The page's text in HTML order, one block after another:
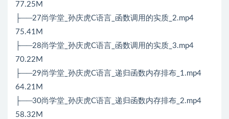
77.25M
├──27尚学堂_孙庆虎C语言_函数调用的实质_2.mp4
75.41M
├──28尚学堂_孙庆虎C语言_函数调用的实质_3.mp4
70.22M
├──29尚学堂_孙庆虎C语言_递归函数内存排布_1.mp4
64.21M
├──30尚学堂_孙庆虎C语言_递归函数内存排布_2.mp4
58.32M